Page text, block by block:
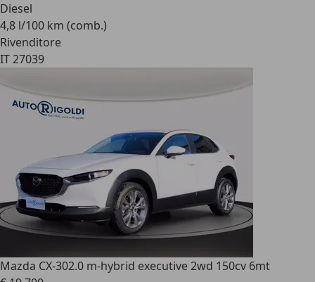
Diesel
4,8 l/100 km (comb.)
Rivenditore
IT 27039
Mazda CX-302.0 m-hybrid executive 2wd 150cv 6mt